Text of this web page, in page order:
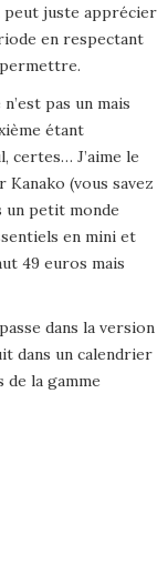
peut juste apprécier
en respectant
pas un mais
étant
certes… J’aime le
(vous savez
petit monde
en mini et
49 euros mais
dans la version
dans un calendrier
la gamme